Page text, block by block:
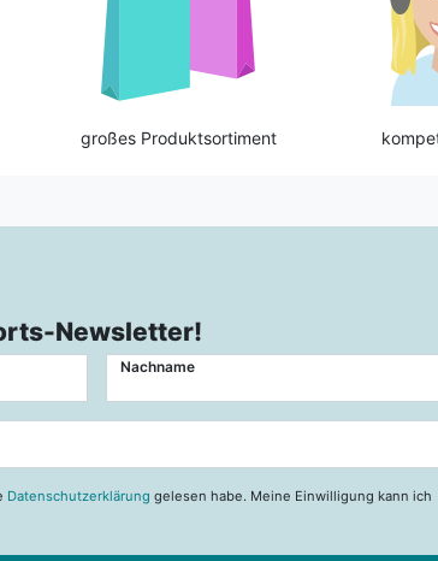
großes Produktsortiment
Newsletter!
Nachname
Datenschutzerklärung gelesen habe. Meine Einwilligung kann ich